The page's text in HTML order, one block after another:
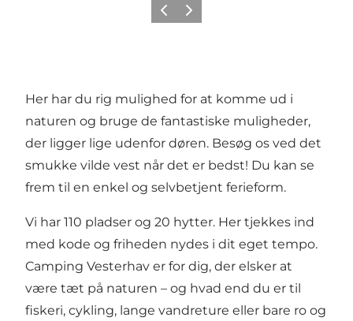
ForrigeNæste
Her har du rig mulighed for at komme ud i
naturen og bruge de fantastiske muligheder,
der ligger lige udenfor døren. Besøg os ved det
smukke vilde vest når det er bedst! Du kan se
frem til en enkel og selvbetjent ferieform.
Vi har 110 pladser og 20 hytter. Her tjekkes ind
med kode og friheden nydes i dit eget tempo.
Camping Vesterhav er for dig, der elsker at
være tæt på naturen – og hvad end du er til
fiskeri, cykling, lange vandreture eller bare ro og